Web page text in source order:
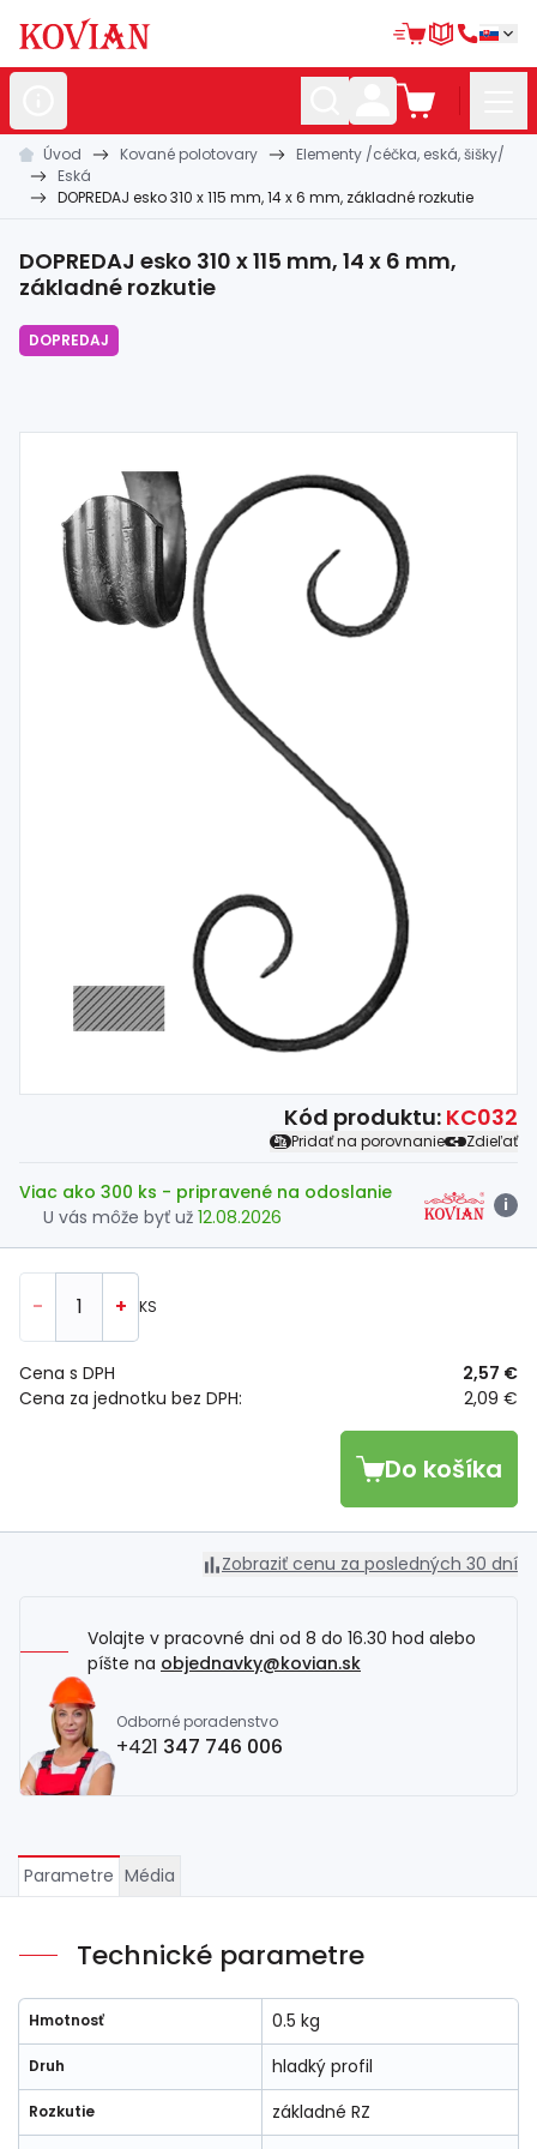
Nerezovépolotovary
Hliníkovépolotovary
Kovanépolotovary
Bránovésystémy
Hutníckymateriál
Spojovacímateriál
Zľava
Úvod Kované polotovary
Elementy /céčka, eská, šišky/
Eská
DOPREDAJ esko 310 x 115 mm, 14 x 6 mm, základné rozkutie
DOPREDAJ esko 310 x 115 mm, 14 x 6 mm,
základné rozkutie
DOPREDAJ
Kód produktu: KC032
Pridať na porovnanie Zdieľať
Viac ako 300 ks - pripravené na odoslanie
U vás môže byť už 12.08.2026
i
- + KS
Cena za jednotku bez DPH: 2,09 €
Cena s DPH 2,57 €
Do košíka
Zobraziť cenu za posledných 30 dní
Volajte v pracovné dni od 8 do 16.30 hod alebo
píšte na objednavky@kovian.sk
Odborné poradenstvo
+421 347 746 006
Parametre Média
Technické parametre
Hmotnosť 0.5 kg
Druh hladký profil
Rozkutie základné RZ